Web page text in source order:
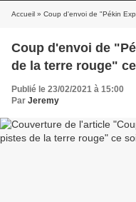
Accueil » Coup d'envoi de "Pékin
Coup d'envoi de
de la terre rouge"
Publié le 23/02/2021 à 15:00
Par Jeremy